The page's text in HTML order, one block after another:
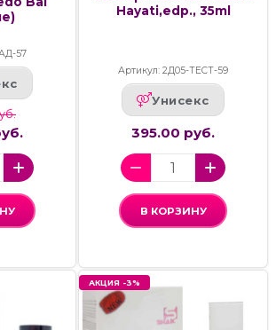
57
Hayati,edp., 35ml
Артикул: 2Д05-ТЕСТ-59
Унисекс
395.00 руб.
В КОРЗИНУ
АКЦИЯ -3%